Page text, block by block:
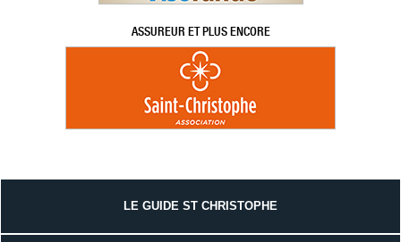
ASSUREUR ET PLUS ENCORE
LE GUIDE ST CHRISTOPHE